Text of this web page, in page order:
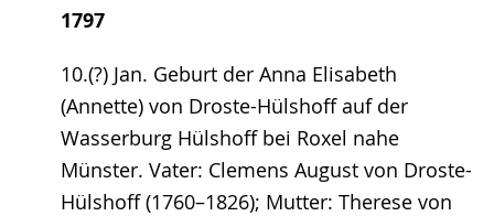
1797
10.(?) Jan. Geburt der Anna Elisabeth
(Annette) von Droste-Hülshoff auf der
Wasserburg Hülshoff bei Roxel nahe
Münster. Vater: Clemens August von Droste-
Hülshoff (1760–1826); Mutter: Therese von
Gebärdensprache
angezeigt.